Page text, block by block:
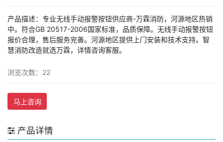
产品描述：专业无线手动报警按钮供应商-万霖消防，河源地区热销
中。符合GB 20517-2006国家标准，品质保障。无线手动报警按钮
报价合理，售后服务完善。河源地区提供上门安装和技术支持。智
慧消防改造就选万霖，详情咨询客服。
浏览次数：22
马上咨询
产品详情